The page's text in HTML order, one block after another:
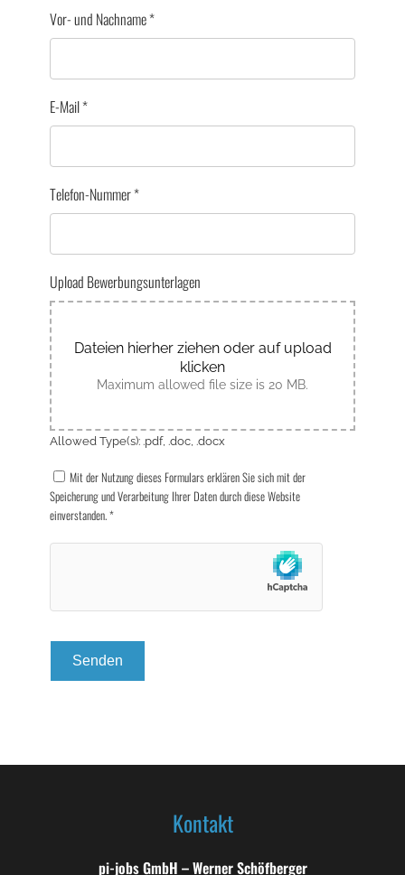
Vor- und Nachname*
E-Mail*
Telefon-Nummer*
Upload Bewerbungsunterlagen
Dateien hierher ziehen oder auf upload
klicken
Maximum allowed file size is 20 MB.
Allowed Type(s): .pdf, .doc, .docx
Mit der Nutzung dieses Formulars erklären Sie sich mit der
Speicherung und Verarbeitung Ihrer Daten durch diese Website
einverstanden.*
Kontakt
pi-jobs GmbH – Werner Schöfberger